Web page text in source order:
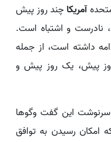
آمریکاچند روز پیش
نادرست و اشتباه است.
داشته است، از جمله
پیش، یک روز پیش و
سرنوشت این گفت وگوها
امکان رسیدن به توافق